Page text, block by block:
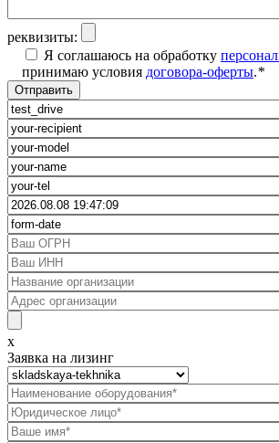
реквизиты:
Я соглашаюсь на обработку
принимаю условия договора-оферты.*
x
Заявка на лизинг